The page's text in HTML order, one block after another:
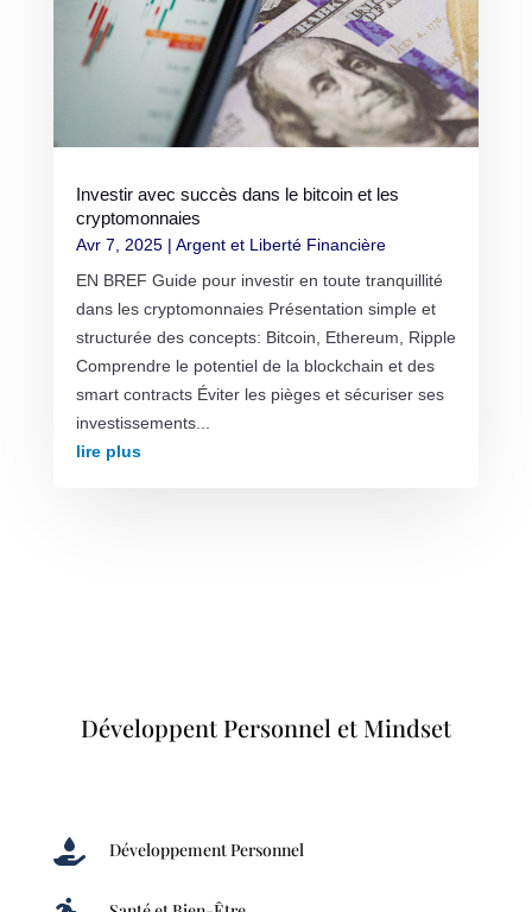
Investir avec succès dans le bitcoin et les
cryptomonnaies
Avr 7, 2025| Argent et Liberté Financière
EN BREF Guide pour investir en toute tranquillité
dans les cryptomonnaies Présentation simple et
structurée des concepts: Bitcoin, Ethereum, Ripple
Comprendre le potentiel de la blockchain et des
smart contracts Éviter les pièges et sécuriser ses
investissements...
lire plus
Développent Personnel et Mindset
 Développement Personnel